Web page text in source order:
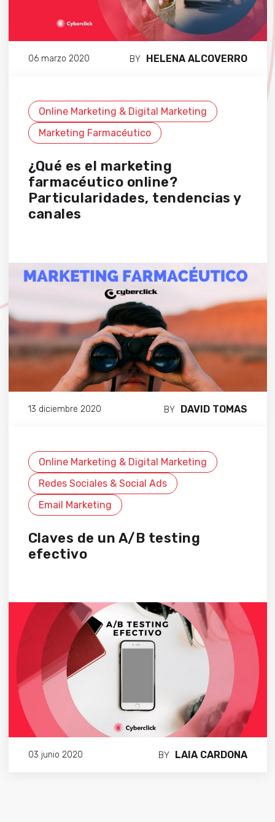
06 marzo 2020 BY HELENA ALCOVERRO
Online Marketing & Digital Marketing
Marketing Farmacéutico
¿Qué es el marketing
farmacéutico online?
Particularidades, tendencias y
canales
13 diciembre 2020 BY DAVID TOMAS
Online Marketing & Digital Marketing
Redes Sociales & Social Ads
Email Marketing
Claves de un A/B testing
efectivo
03 junio 2020 BY LAIA CARDONA